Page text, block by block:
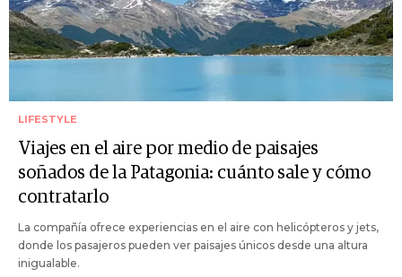
LIFESTYLE
Viajes en el aire por medio de paisajes
soñados de la Patagonia: cuánto sale y cómo
contratarlo
La compañía ofrece experiencias en el aire con helicópteros y jets,
donde los pasajeros pueden ver paisajes únicos desde una altura
inigualable.